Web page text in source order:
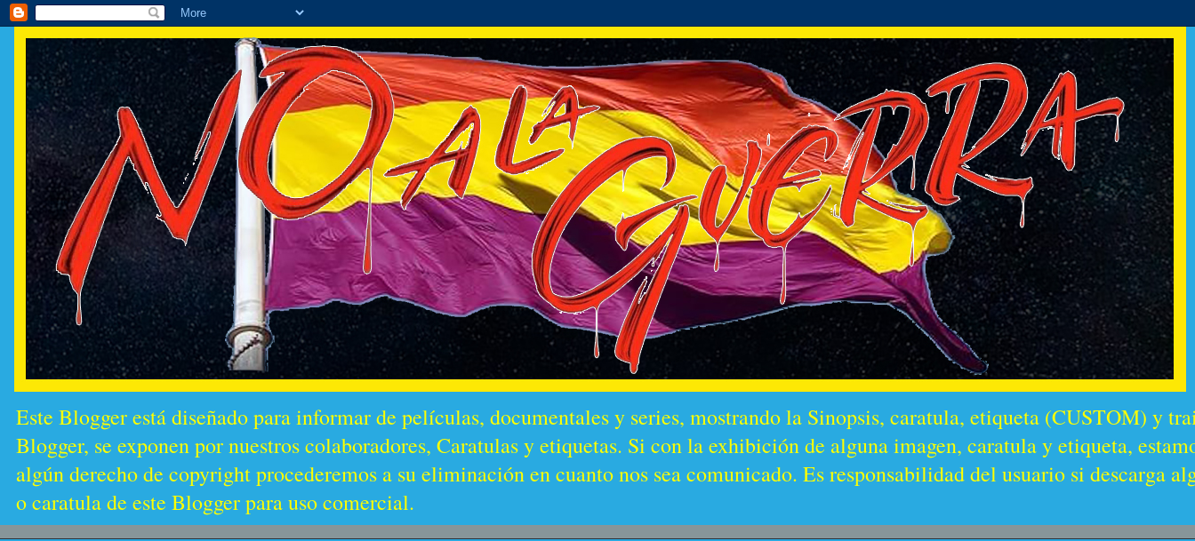
Este Blogger está diseñado para informar de películas, documentales y series, mostrando la Sinopsis, caratula, etiqueta (CUSTOM) y
Blogger, se exponen por nuestros colaboradores, Caratulas y etiquetas. Si con la exhibición de alguna imagen, caratula y etiqueta,
algún derecho de copyright procederemos a su eliminación en cuanto nos sea comunicado. Es responsabilidad del usuario si descarga
o caratula de este Blogger para uso comercial.